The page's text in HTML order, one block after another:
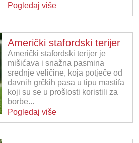
Pogledaj više
Američki stafordski terijer
Američki stafordski terijer je
mišićava i snažna pasmina
srednje veličine, koja potječe od
davnih grčkih pasa u tipu mastifa
koji su se u prošlosti koristili za
borbe...
Pogledaj više